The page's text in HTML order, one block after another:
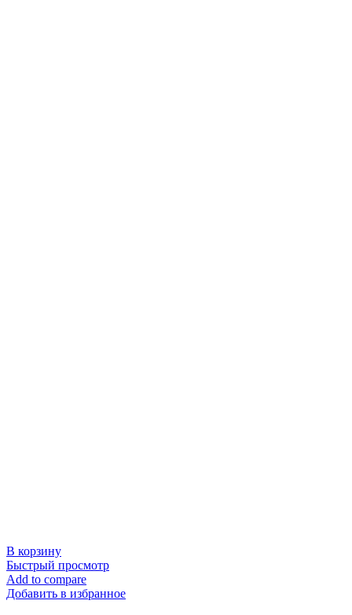
В корзину
Быстрый просмотр
Add to compare
Добавить в избранное